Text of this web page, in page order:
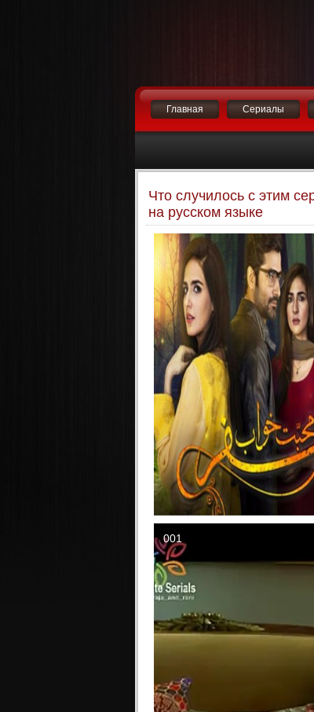
Главная Сериалы
Что случилось с этим
на русском языке